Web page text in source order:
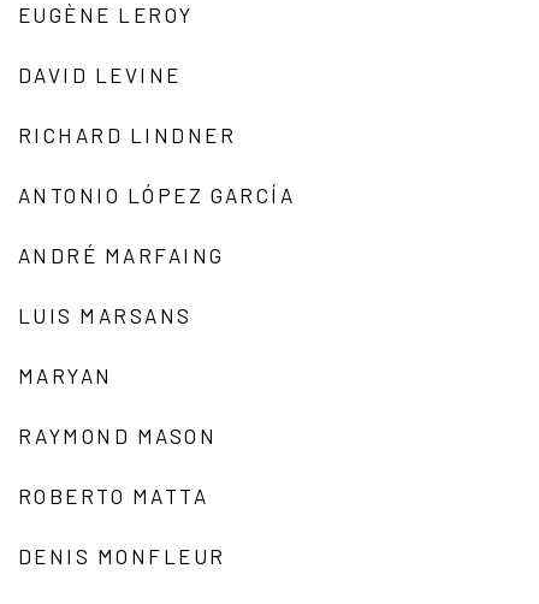
EUGÈNE LEROY
DAVID LEVINE
RICHARD LINDNER
ANTONIO LÓPEZ GARCÍA
ANDRÉ MARFAING
LUIS MARSANS
MARYAN
RAYMOND MASON
ROBERTO MATTA
DENIS MONFLEUR